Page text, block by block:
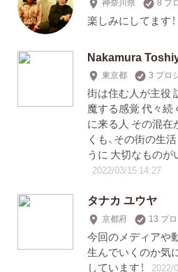
神奈川県 8 プ
楽しみにしてます！
Nakamura
東京都 3 プロ
街は住む人が主役
魔する感覚 代々続
に来る人 その混在
くも、その街の生
うに 大切なもの
2022/03/15 14:27
タナカ ユウヤ
京都府 13 プ
今回のメディアや
生んでいくのか気
しています！
2022/